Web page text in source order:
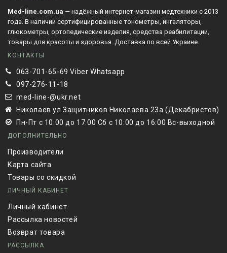
Med-line.com.ua — надёжный интернет-магазин медтехники с 2013
года. В наличии сертифицированные тонометры, ингаляторы,
глюкометры, ортопедические изделия, средства реабилитации,
товары для красоты и здоровья. Доставка по всей Украине.
КОНТАКТЫ
063-701-65-69 Viber Whatsapp
097-276-11-18
med-line-@ukr.net
Николаев ул Защитников Николаева 23а (Декабристов)
Пн-Пт с 10:00 до 17:00 Сб с 10:00 до 16:00 Вс-выходной
ДОПОЛНИТЕЛЬНО
Производители
Карта сайта
Товары со скидкой
ЛИЧНЫЙ КАБИНЕТ
Личный кабинет
Рассылка новостей
Возврат товара
РАССЫЛКА